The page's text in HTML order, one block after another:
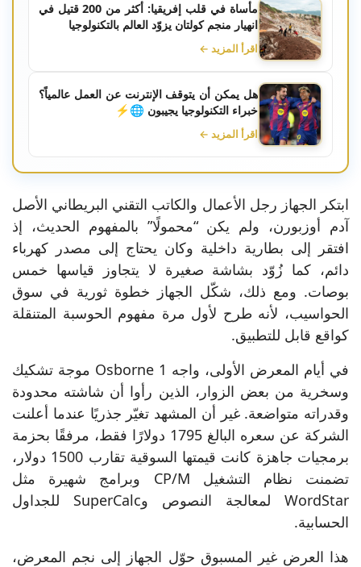
مأساة في قلب إفريقيا: أكثر من 200 قتيل في
انهيار منجم كولتان يزوّد العالم بالتكنولوجيا
اقرأ المزيد ←
هل يمكن أن يتوقف الإنترنت عن العمل عالمياً؟
خبراء التكنولوجيا يجيبون 🌐⚡
اقرأ المزيد ←
ابتكر الجهاز رجل الأعمال والكاتب التقني البريطاني الأصل
آدم أوزبورن، ولم يكن “محمولًا” بالمفهوم الحديث، إذ
افتقر إلى بطارية داخلية وكان يحتاج إلى مصدر كهرباء
دائم، كما زُوّد بشاشة صغيرة لا يتجاوز قياسها خمس
بوصات. ومع ذلك، شكّل الجهاز خطوة ثورية في سوق
الحواسيب، لأنه طرح لأول مرة مفهوم الحوسبة المتنقلة
كواقع قابل للتطبيق.
في أيام المعرض الأولى، واجه Osborne 1 موجة تشكيك
وسخرية من بعض الزوار، الذين رأوا أن شاشته محدودة
وقدراته متواضعة. غير أن المشهد تغيّر جذريًا عندما أعلنت
الشركة عن سعره البالغ 1795 دولارًا فقط، مرفقًا بحزمة
برمجيات جاهزة كانت قيمتها السوقية تقارب 1500 دولار،
تضمنت نظام التشغيل CP/M وبرامج شهيرة مثل
WordStar لمعالجة النصوص وSuperCalc للجداول
الحسابية.
هذا العرض غير المسبوق حوّل الجهاز إلى نجم المعرض،